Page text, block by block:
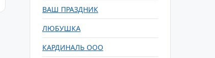
ВАШ ПРАЗДНИК
ЛЮБУШКА
КАРДИНАЛЬ ООО